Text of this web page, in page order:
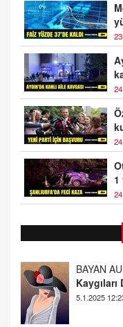
1
DOKTOR
13.11.2024